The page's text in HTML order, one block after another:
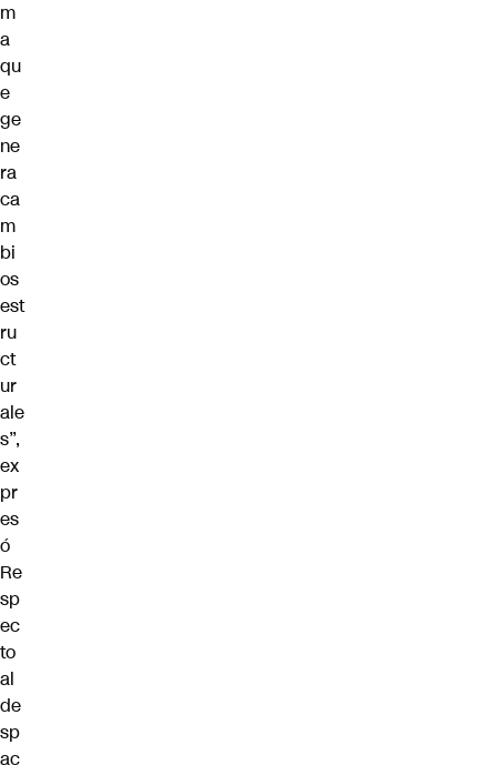
m
a
qu
e
ge
ne
ra
ca
m
bi
os
est
ru
ct
ur
ale
s”,
ex
pr
es
ó
Re
sp
ec
to
al
de
sp
ac